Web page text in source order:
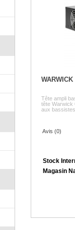
WARWICK
Tête ampli
tête Warwick
aux bassistes
Avis (0)
Stock
Magasin